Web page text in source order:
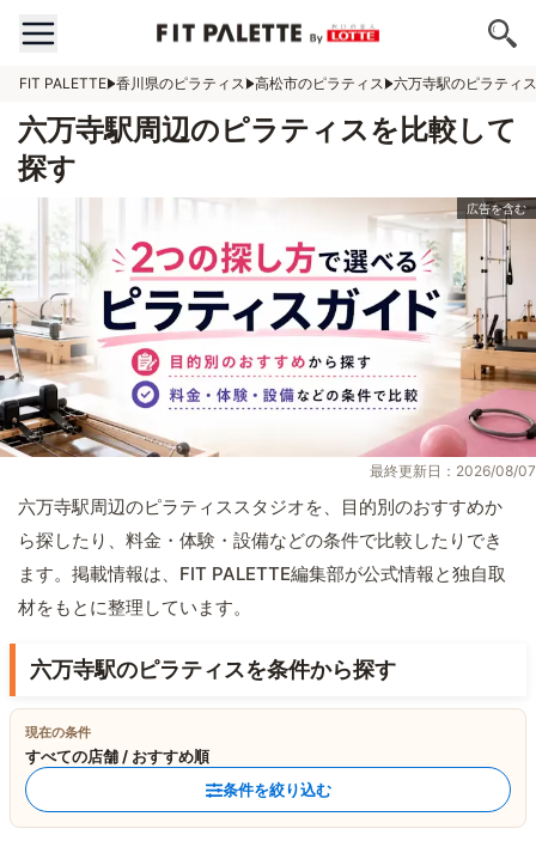
FIT PALETTE 香川県のピラティス 高松市のピラティス 六万寺駅のピラティス
六万寺駅周辺のピラティスを比較して
探す
最終更新日：2026/08/07
六万寺駅周辺のピラティススタジオを、目的別のおすすめか
ら探したり、料金・体験・設備などの条件で比較したりでき
ます。掲載情報は、FIT PALETTE編集部が公式情報と独自取
材をもとに整理しています。
六万寺駅のピラティスを条件から探す
現在の条件
すべての店舗 / おすすめ順
条件を絞り込む